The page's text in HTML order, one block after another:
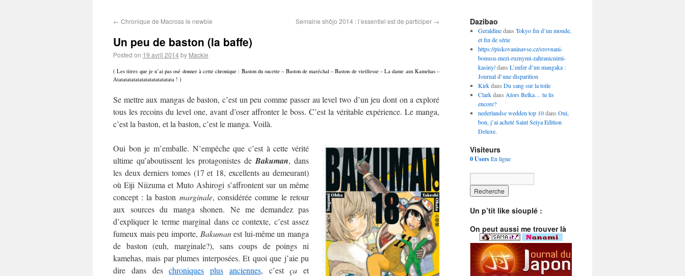
← Chronique de Macross le newbie Semaine shôjo 2014 : l’essentiel est de participer →
Un peu de baston (la baffe)
Posted on 19 avril 2014by Mackie
( Les titres que je n’ai pas osé donner à cette chronique : Baston du sucette – Baston de maréchal – Baston de vieillesse – La dame aux Kamehas –
Atatatatatatatatatatatatatata ! )
Se mettre aux mangas de baston, c’est un peu comme passer au level two d’un jeu dont on a exploré
tous les recoins du level one, avant d’oser affronter le boss. C’est la véritable expérience. Le manga,
c’est la baston, et la baston, c’est le manga. Voilà.
Oui bon je m’emballe. N’empêche que c’est à cette vérité
ultime qu’aboutissent les protagonistes de Bakuman, dans
les deux derniers tomes (17 et 18, excellents au demeurant)
où Eiji Niizuma et Muto Ashirogi s’affrontent sur un même
concept : la baston marginale, considérée comme le retour
aux sources du manga shonen. Ne me demandez pas
d’expliquer le terme marginal dans ce contexte, c’est assez
fumeux mais peu importe, Bakumanest lui-même un manga
de baston (euh, marginale?), sans coups de poings ni
kamehas, mais par plumes interposées. Et quoi que j’aie pu
dire dans deschroniques plus anciennes, c’estça et
Dazibao
Geraldinedans Tokyo fin d’un monde,
et fin de série
https://piskovaninavse.cz/srovnani-
bonusu-mezi-ruznymi-zahranicnimi-
kasiny/dans L’enfer d’un mangaka :
Journal d’une disparition
Kirkdans Du sang sur la toile
Clarkdans Alors Belka… tu lis
encore?
nederlandse wedden top 10dans Oui,
bon, j’ai acheté Saint Seiya Edition
Deluxe.
Visiteurs
0 UsersEn ligne
Un p’tit like siouplé :
On peut aussi me trouver là